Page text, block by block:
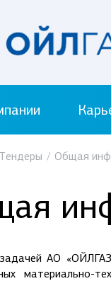
Тендеры / Общая
АО
материально-